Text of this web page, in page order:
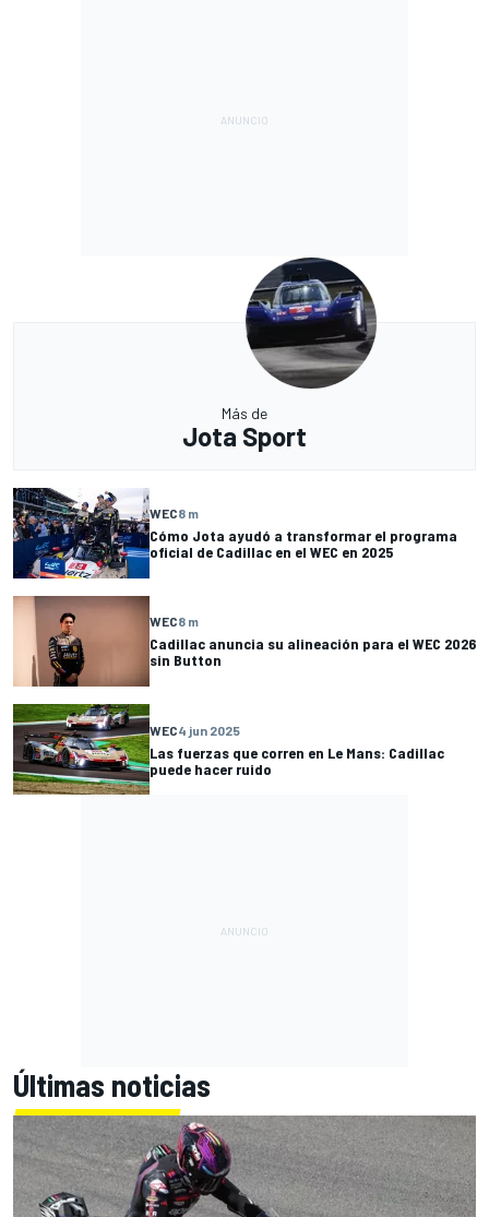
Más de
Jota Sport
WEC8 m
Cómo Jota ayudó a transformar el programa
oficial de Cadillac en el WEC en 2025
WEC8 m
Cadillac anuncia su alineación para el WEC 2026
sin Button
WEC4 jun 2025
Las fuerzas que corren en Le Mans: Cadillac
puede hacer ruido
Últimas noticias